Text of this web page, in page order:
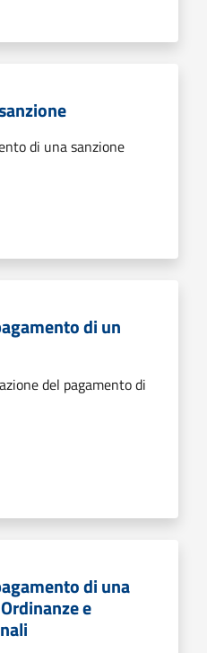
di una sanzione
di un
del pagamento di
di una
e